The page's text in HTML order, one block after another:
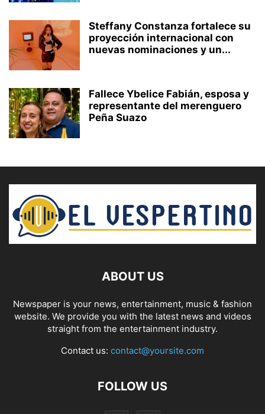
Steffany Constanza fortalece su
proyección internacional con
nuevas nominaciones y un...
Fallece Ybelice Fabián, esposa y
representante del merenguero
Peña Suazo
ABOUT US
Newspaper is your news, entertainment, music & fashion
website. We provide you with the latest news and videos
straight from the entertainment industry.
Contact us: contact@yoursite.com
FOLLOW US